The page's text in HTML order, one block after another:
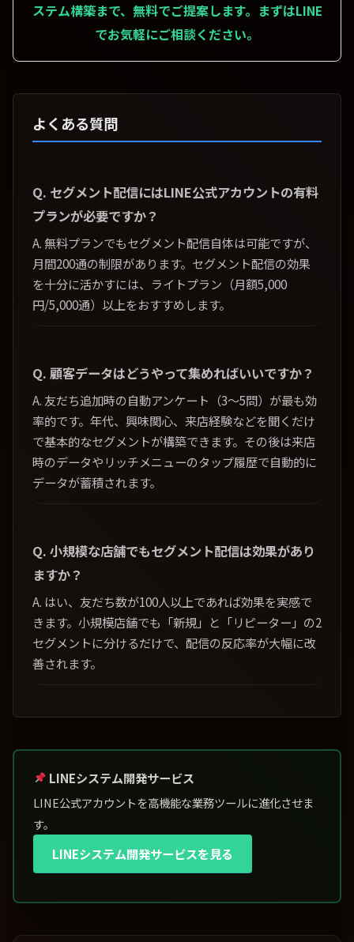
ステム構築まで、無料でご提案します。まずはLINE
でお気軽にご相談ください。
よくある質問
Q. セグメント配信にはLINE公式アカウントの有料
プランが必要ですか？
A. 無料プランでもセグメント配信自体は可能ですが、
月間200通の制限があります。セグメント配信の効果
を十分に活かすには、ライトプラン（月額5,000
円/5,000通）以上をおすすめします。
Q. 顧客データはどうやって集めればいいですか？
A. 友だち追加時の自動アンケート（3〜5問）が最も効
率的です。年代、興味関心、来店経験などを聞くだけ
で基本的なセグメントが構築できます。その後は来店
時のデータやリッチメニューのタップ履歴で自動的に
データが蓄積されます。
Q. 小規模な店舗でもセグメント配信は効果があり
ますか？
A. はい、友だち数が100人以上であれば効果を実感で
きます。小規模店舗でも「新規」と「リピーター」の2
セグメントに分けるだけで、配信の反応率が大幅に改
善されます。
LINEシステム開発サービス
LINE公式アカウントを高機能な業務ツールに進化させま
す。
LINEシステム開発サービスを見る